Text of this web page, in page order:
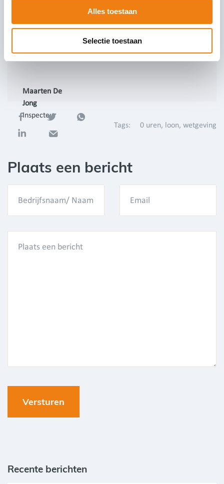
Alles toestaan
Selectie toestaan
Maarten De
Jong
Inspecteur
038 720 08 21
mdejong@cicero.nl
https://www.bureaucicero.nl
Tags: 0 uren loon wetgeving
Plaats een bericht
Recente berichten